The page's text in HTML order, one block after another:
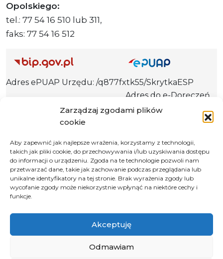
Zarządzaj zgodami plików
cookie
Aby zapewnić jak najlepsze wrażenia, korzystamy z technologii,
takich jak pliki cookie, do przechowywania i/lub uzyskiwania dostępu
do informacji o urządzeniu. Zgoda na te technologie pozwoli nam
przetwarzać dane, takie jak zachowanie podczas przeglądania lub
unikalne identyfikatory na tej stronie. Brak wyrażenia zgody lub
wycofanie zgody może niekorzystnie wpłynąć na niektóre cechy i
funkcje.
Akceptuję
Odmawiam
Opolskiego:
tel.: 77 54 16 510 lub 311,
faks: 77 54 16 512
Adres ePUAP Urzędu: /q877fxtk55/SkrytkaESP
Adres do e-Doręczeń
Urzędu: AE:PL-66703-73759-IGTUV-14
Polityka prywatności
Klauzula informacyjna RODO
Deklaracja dostępności
Instrukcja obsługi BIP